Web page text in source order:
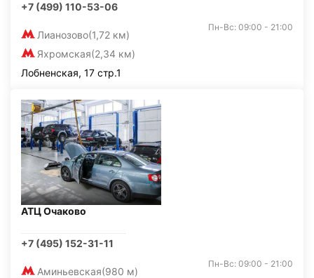
+7 (499) 110-53-06
Лианозово(1,72 км)
Яхромская(2,34 км)
Пн-Вс: 09:00 - 21:00
Лобненская, 17 стр.1
АТЦ Очаково
+7 (495) 152-31-11
Аминьевская(980 м)
Пн-Вс: 09:00 - 21:00